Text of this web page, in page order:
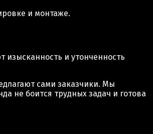
и монтаже.
изысканность и утонченность
сами заказчики. Мы
не боится трудных задач и готова